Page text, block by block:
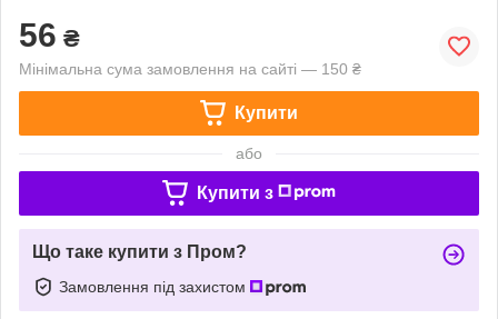
56 ₴
Мінімальна сума замовлення на сайті — 150 ₴
Купити
або
Купити з
Що таке купити з Пром?
Замовлення під захистом